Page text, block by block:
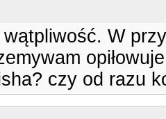
W
czy od razu